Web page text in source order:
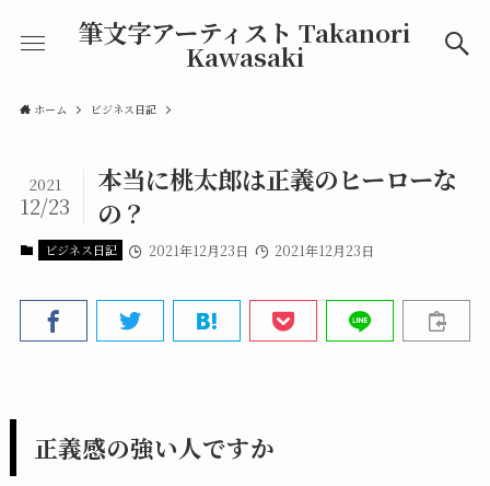
筆文字アーティスト Takanori
Kawasaki
ホーム ビジネス日記
本当に桃太郎は正義のヒーローな
の？
2021
12/23
ビジネス日記 2021年12月23日 2021年12月23日
正義感の強い人ですか